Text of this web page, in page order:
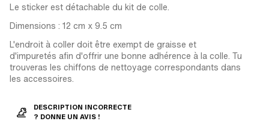
Le sticker est détachable du kit de colle.
Dimensions : 12 cm x 9.5 cm
L'endroit à coller doit être exempt de graisse et
d'impuretés afin d'offrir une bonne adhérence à la colle. Tu
trouveras les chiffons de nettoyage correspondants dans
les accessoires.
DESCRIPTION INCORRECTE
? DONNE UN AVIS !